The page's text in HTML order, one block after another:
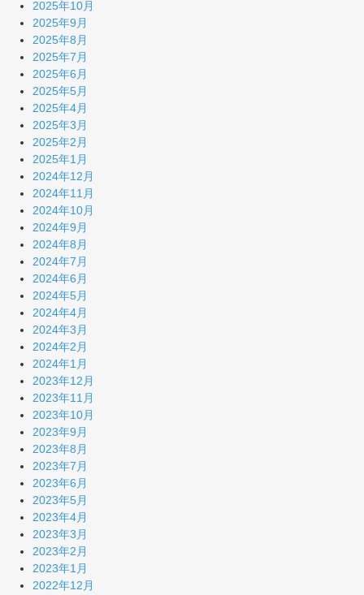
2025年10月
2025年9月
2025年8月
2025年7月
2025年6月
2025年5月
2025年4月
2025年3月
2025年2月
2025年1月
2024年12月
2024年11月
2024年10月
2024年9月
2024年8月
2024年7月
2024年6月
2024年5月
2024年4月
2024年3月
2024年2月
2024年1月
2023年12月
2023年11月
2023年10月
2023年9月
2023年8月
2023年7月
2023年6月
2023年5月
2023年4月
2023年3月
2023年2月
2023年1月
2022年12月